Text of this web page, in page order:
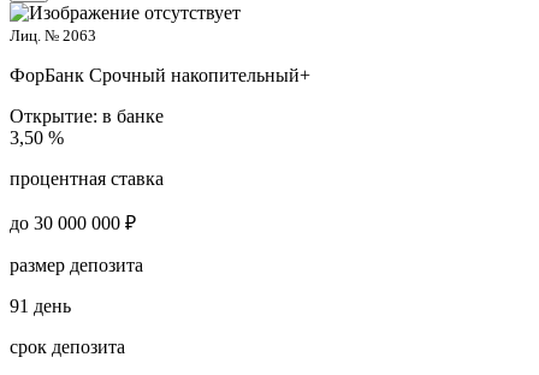
Лиц. № 2063
ФорБанк Срочный накопительный+
Открытие: в банке
3,50 %
процентная ставка
до 30 000 000 ₽
размер депозита
91 день
срок депозита